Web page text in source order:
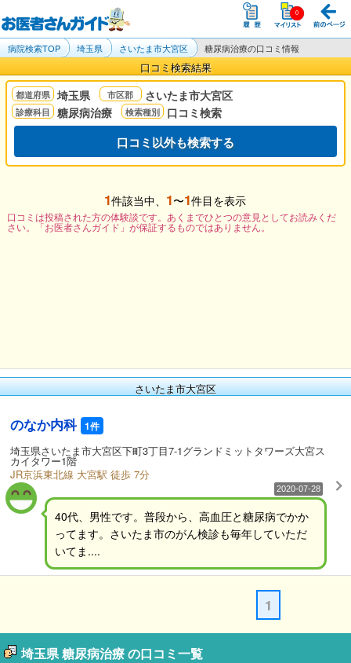
病院検索TOP 埼玉県 さいたま市大宮区 糖尿病治療の口コミ情報
口コミ検索結果
埼玉県
さいたま市大宮区
糖尿病治療
口コミ検索
口コミ以外も検索する
1件該当中、 1〜1件目を表示
口コミは投稿された方の体験談です。あくまでひとつの意見としてお読みくだ
さい。「お医者さんガイド」が保証するものではありません。
さいたま市大宮区
のなか内科 1件
埼玉県さいたま市大宮区下町3丁目7-1グランドミットタワーズ大宮ス
カイタワー1階
JR京浜東北線 大宮駅 徒歩 7分
2020-07-28
40代、男性です。普段から、高血圧と糖尿病でかか
ってます。さいたま市のがん検診も毎年していただ
いてま....
1
埼玉県 糖尿病治療 の口コミ一覧